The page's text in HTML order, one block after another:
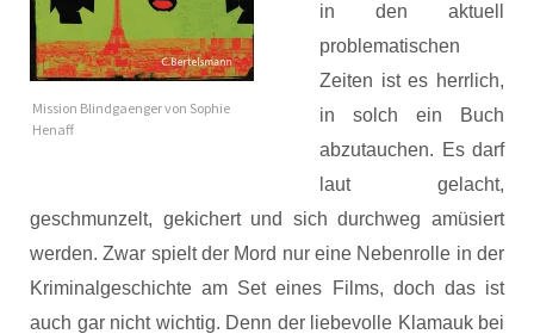
Mission Blindgaenger von Sophie
Henaff
in den aktuell
problematischen
Zeiten ist es herrlich,
in solch ein Buch
abzutauchen. Es darf
laut gelacht,
geschmunzelt, gekichert und sich durchweg amüsiert
werden. Zwar spielt der Mord nur eine Nebenrolle in der
Kriminalgeschichte am Set eines Films, doch das ist
auch gar nicht wichtig. Denn der liebevolle Klamauk bei